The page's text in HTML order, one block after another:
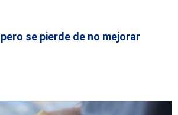
se pierde de no mejorar